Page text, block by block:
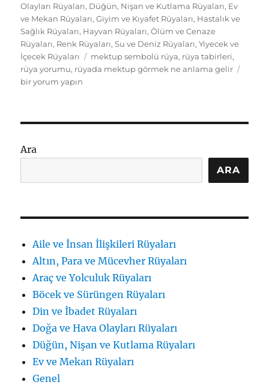
Olayları Rüyaları, Düğün, Nişan ve Kutlama Rüyaları, Ev
ve Mekan Rüyaları,Giyim ve Kıyafet Rüyaları, Hastalık ve
Sağlık Rüyaları, Hayvan Rüyaları,Ölüm ve Cenaze
Rüyaları, Renk Rüyaları,Su ve Deniz Rüyaları,Yiyecek ve
İçecek Rüyaları
Etiketler
mektup sembolü rüya, rüya tabirleri,
rüya yorumu, rüyada mektup görmek ne anlama gelir
ve
için
bir yorum yapın
Ara
ARA
Aile ve İnsan İlişkileri Rüyaları
Altın, Para ve Mücevher Rüyaları
Araç ve Yolculuk Rüyaları
Böcek ve Sürüngen Rüyaları
Din ve İbadet Rüyaları
Doğa ve Hava Olayları Rüyaları
Düğün, Nişan ve Kutlama Rüyaları
Ev ve Mekan Rüyaları
Genel